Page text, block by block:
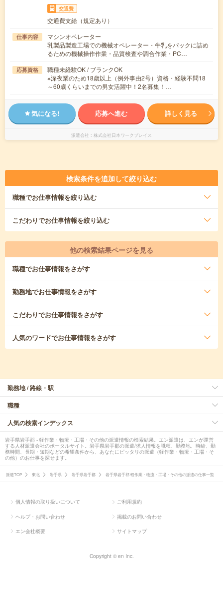
交通費
交通費支給（規定あり）
仕事内容
マシンオペレーター
乳製品製造工場での機械オペレーター・牛乳をパックに詰め
るための機械操作作業・品質検査や調合作業・PC…
応募資格
職種未経験OK / ブランクOK
※深夜業のため18歳以上（例外事由2号）資格・経験不問18
～60歳くらいまでの男女活躍中！2名募集！…
気になる! 応募へ進む 詳しく見る
派遣会社 株式会社日本ワークプレイス
検索条件を追加して絞り込む
職種でお仕事情報を絞り込む
こだわりでお仕事情報を絞り込む
他の検索結果ページを見る
職種でお仕事情報をさがす
勤務地でお仕事情報をさがす
こだわりでお仕事情報をさがす
人気のワードでお仕事情報をさがす
勤務地 / 路線・駅
職種
人気の検索インデックス
岩手県岩手郡 - 軽作業・物流・工場・その他の派遣情報の検索結果。エン派遣は、エンが運営
する人材派遣会社のポータルサイト。岩手県岩手郡の派遣/求人情報を職種、勤務地、時給、勤
務時間、長期・短期などの希望条件から、あなたにピッタリの派遣（軽作業・物流・工場・そ
の他）のお仕事を探せます。
派遣TOP 東北 岩手県 岩手県岩手郡 岩手県岩手郡 軽作業・物流・工場・その他の派遣の仕事一覧
個人情報の取り扱いについて ご利用規約
ヘルプ・お問い合わせ 掲載のお問い合わせ
エン会社概要 サイトマップ
Copyright © en Inc.